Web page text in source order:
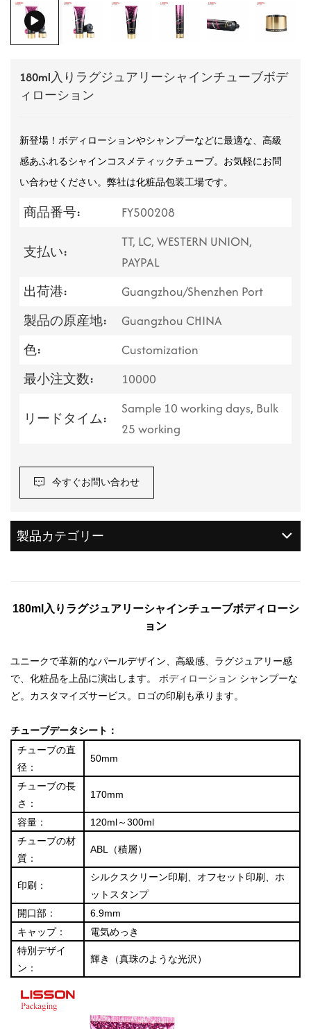
180ml入りラグジュアリーシャインチューブボデ
ィローション
新登場！ボディローションやシャンプーなどに最適な、高級
感あふれるシャインコスメティックチューブ。お気軽にお問
い合わせください。弊社は化粧品包装工場です。
商品番号: FY500208
支払い:
TT, LC, WESTERN UNION,
PAYPAL
出荷港:
Guangzhou/Shenzhen Port
製品の原産地:
Guangzhou CHINA
色:
Customization
最小注文数:
10000
リードタイム:
Sample 10 working days, Bulk
25 working
今すぐお問い合わせ
製品カテゴリー
180ml入りラグジュアリーシャインチューブボディローシ
ョン
ユニークで革新的なパールデザイン、高級感、ラグジュアリー感
で、化粧品を上品に演出します。 ボディローション シャンプーな
ど。カスタマイズサービス。ロゴの印刷も承ります。
チューブデータシート：
チューブの直
径：
50mm
チューブの長
さ：
170mm
容量：
120ml～300ml
チューブの材
質：
ABL（積層）
印刷：
シルクスクリーン印刷、オフセット印刷、ホ
ットスタンプ
開口部：
6.9mm
キャップ：
電気めっき
特別デザイ
ン：
輝き（真珠のような光沢）